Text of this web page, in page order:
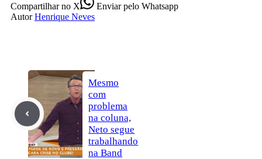
Compartilharno X Enviarpelo Whatsapp
Autor Henrique Neves
Mesmo
com
problema
na coluna,
Neto segue
trabalhando
na Band